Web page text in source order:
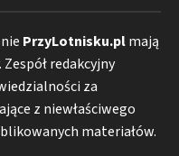
PrzyLotnisku.plmają
redakcyjny
za
z niewłaściwego
materiałów.